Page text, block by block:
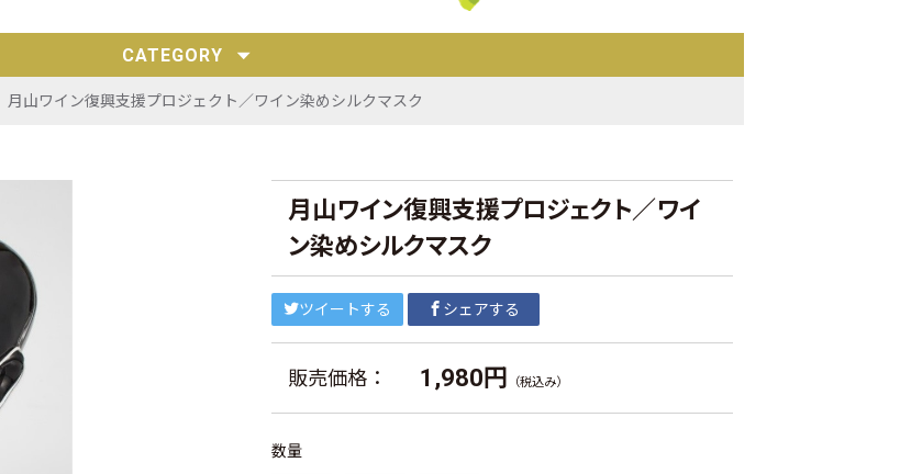
CATEGORY
月山ワイン復興支援プロジェクト／ワイン染めシルクマスク
月山ワイン復興支援プロジェクト／ワイ
ン染めシルクマスク
ツイートする シェアする
販売価格： 1,980円 （税込み）
数量